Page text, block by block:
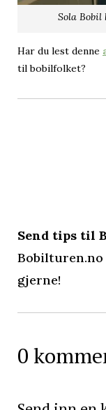
Sola Bobil
Har du lest denne
til bobilfolket?
Send tips til
gjerne!
0